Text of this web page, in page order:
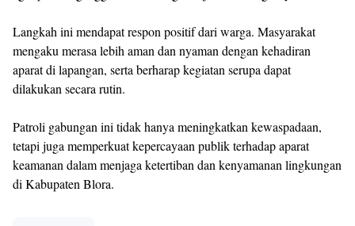
Langkah ini mendapat respon positif dari warga. Masyarakat
mengaku merasa lebih aman dan nyaman dengan kehadiran
aparat di lapangan, serta berharap kegiatan serupa dapat
dilakukan secara rutin.
Patroli gabungan ini tidak hanya meningkatkan kewaspadaan,
tetapi juga memperkuat kepercayaan publik terhadap aparat
keamanan dalam menjaga ketertiban dan kenyamanan lingkungan
di Kabupaten Blora.